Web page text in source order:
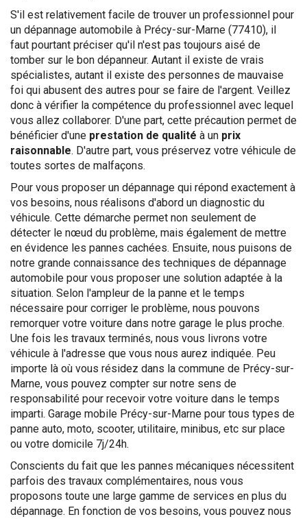
S'il est relativement facile de trouver un professionnel pour
un dépannage automobile à Précy-sur-Marne (77410), il
faut pourtant préciser qu'il n'est pas toujours aisé de
tomber sur le bon dépanneur. Autant il existe de vrais
spécialistes, autant il existe des personnes de mauvaise
foi qui abusent des autres pour se faire de l'argent. Veillez
donc à vérifier la compétence du professionnel avec lequel
vous allez collaborer. D'une part, cette précaution permet de
bénéficier d'une prestation de qualité à un prix
raisonnable. D'autre part, vous préservez votre véhicule de
toutes sortes de malfaçons.
Pour vous proposer un dépannage qui répond exactement à
vos besoins, nous réalisons d'abord un diagnostic du
véhicule. Cette démarche permet non seulement de
détecter le nœud du problème, mais également de mettre
en évidence les pannes cachées. Ensuite, nous puisons de
notre grande connaissance des techniques de dépannage
automobile pour vous proposer une solution adaptée à la
situation. Selon l'ampleur de la panne et le temps
nécessaire pour corriger le problème, nous pouvons
remorquer votre voiture dans notre garage le plus proche.
Une fois les travaux terminés, nous vous livrons votre
véhicule à l'adresse que vous nous aurez indiquée. Peu
importe là où vous résidez dans la commune de Précy-sur-
Marne, vous pouvez compter sur notre sens de
responsabilité pour recevoir votre voiture dans le temps
imparti. Garage mobile Précy-sur-Marne pour tous types de
panne auto, moto, scooter, utilitaire, minibus, etc sur place
ou votre domicile 7j/24h.
Conscients du fait que les pannes mécaniques nécessitent
parfois des travaux complémentaires, nous vous
proposons toute une large gamme de services en plus du
dépannage. En fonction de vos besoins, vous pouvez nous